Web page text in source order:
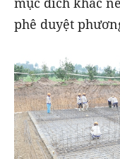
phê duyệt